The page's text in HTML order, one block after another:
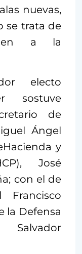
nuevas,
se trata de
a la
electo
sostuve
de
Ángel
y
José
con el de
Francisco
la Defensa